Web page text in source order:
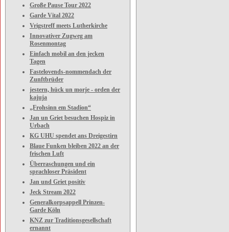
Große Pause Tour 2022
Garde Vital 2022
Vrigstreff meets Lutherkirche
Innovativer Zugweg am
Rosenmontag
Einfach mobil an den jecken
Tagen
Fastelovends-nommendach der
Zunftbrüder
jestern, hück un morje - orden der
kajuja
„Frohsinn em Stadion“
Jan un Griet besuchen Hospiz in
Urbach
KG UHU spendet ans Dreigestirn
Blaue Funken bleiben 2022 an der
frischen Luft
Überraschungen und ein
sprachloser Präsident
Jan und Griet positiv
Jeck Stream 2022
Generalkorpsappell Prinzen-
Garde Köln
KNZ zur Traditionsgesellschaft
ernannt